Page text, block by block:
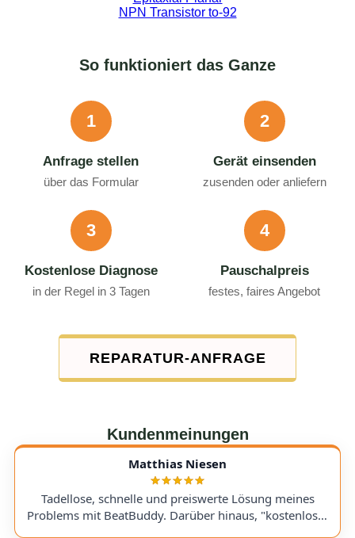
So funktioniert das Ganze
1
Anfrage stellen
über das Formular
2
Gerät einsenden
zusenden oder anliefern
3
Kostenlose Diagnose
in der Regel in 3 Tagen
4
Pauschalpreis
festes, faires Angebot
REPARATUR-ANFRAGE
Kundenmeinungen
Matthias Niesen
Tadellose, schnelle und preiswerte Lösung meines
Problems mit BeatBuddy. Darüber hinaus, "kostenloser